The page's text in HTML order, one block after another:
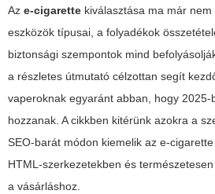
Az e-cigarette kiválasztása ma már
eszközök típusai, a folyadékok
biztonsági szempontok mind
a részletes útmutató célzottan segít
vaperoknak egyaránt abban, hogy
hozzanak. A cikkben kitérünk azokra a
SEO-barát módon kiemelik az e-cigarette
HTML-szerkezetekben és
a vásárláshoz.